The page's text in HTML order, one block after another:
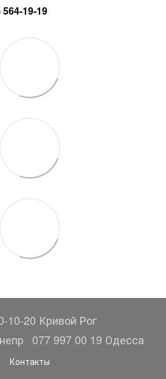
19-19
10-20 Кривой Рог
077 997 00 19 Одесса
Контакты